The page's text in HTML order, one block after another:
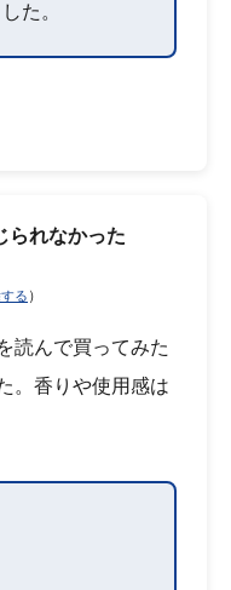
た。
られなかった
る ）
読んで買ってみた
。香りや使用感は